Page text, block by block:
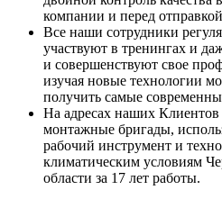
компании и перед
Все наши сотрудники
участвуют в тренингах и
и совершенствуют свое
изучая новые технологии
получить самые
На адресах наших
монтажные бригады,
рабочий инструмент и
климатическим условиям
области за 17 лет работы.